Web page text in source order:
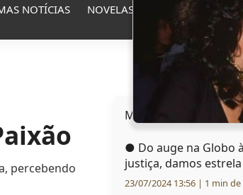
NOTÍCIAS NOVELAS QUE FIM LEVOU
percebendo
Mais lidas hoje
● Do auge na Globo
justiça, damos
23/07/2024 13:56 | 1 min